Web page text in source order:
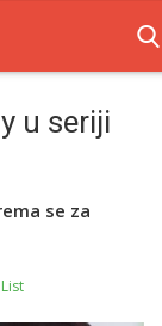
u seriji
se za